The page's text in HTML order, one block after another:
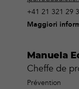
+41 21 321 29
Maggiori
Manuela
Cheffe de
Prévention